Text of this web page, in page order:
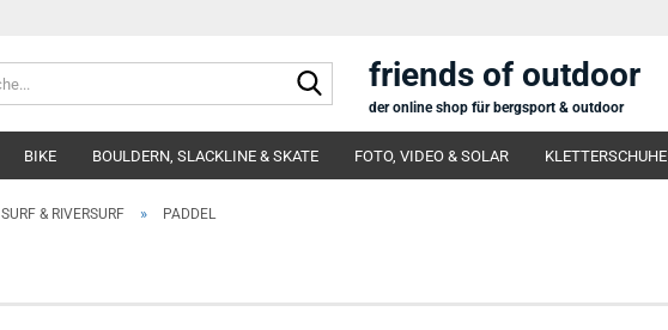
Suche...friends of outdoor
der online shop für bergsport & outdoor
BIKE BOULDERN, SLACKLINE & SKATE FOTO, VIDEO & SOLAR KLETTERSCHUHE
SURF & RIVERSURF » PADDEL